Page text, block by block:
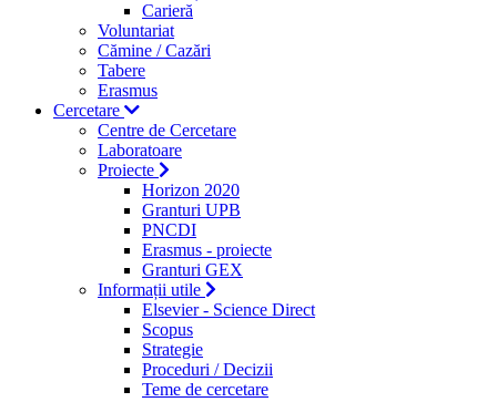
Carieră
Voluntariat
Cămine / Cazări
Tabere
Erasmus
Cercetare
Centre de Cercetare
Laboratoare
Proiecte
Horizon 2020
Granturi UPB
PNCDI
Erasmus - proiecte
Granturi GEX
Informații utile
Elsevier - Science Direct
Scopus
Strategie
Proceduri / Decizii
Teme de cercetare